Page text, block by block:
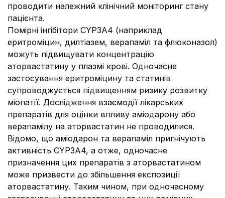
проводити належний клінічний моніторинг стану
пацієнта.
Помірні інгібітори CYP3A4 (наприклад
еритроміцин, дилтіазем, верапаміл та флюконазол)
можуть підвищувати концентрацію
аторвастатину у плазмі крові. Одночасне
застосування еритроміцину та статинів
супроводжується підвищенням ризику розвитку
міопатії. Дослідження взаємодії лікарських
препаратів для оцінки впливу аміодарону або
верапамілу на аторвастатин не проводилися.
Відомо, що аміодарон та верапаміл пригнічують
активність CYP3A4, а отже, одночасне
призначення цих препаратів з аторвастатином
може призвести до збільшення експозиції
аторвастатину. Таким чином, при одночасному